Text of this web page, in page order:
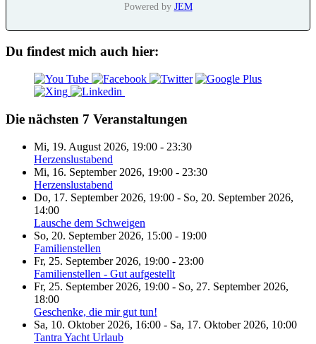
Powered by JEM
Du findest mich auch hier:
Die nächsten 7 Veranstaltungen
Mi, 19. August 2026, 19:00 - 23:30
Herzenslustabend
Mi, 16. September 2026, 19:00 - 23:30
Herzenslustabend
Do, 17. September 2026, 19:00 - So, 20. September 2026,
14:00
Lausche dem Schweigen
So, 20. September 2026, 15:00 - 19:00
Familienstellen
Fr, 25. September 2026, 19:00 - 23:00
Familienstellen - Gut aufgestellt
Fr, 25. September 2026, 19:00 - So, 27. September 2026,
18:00
Geschenke, die mir gut tun!
Sa, 10. Oktober 2026, 16:00 - Sa, 17. Oktober 2026, 10:00
Tantra Yacht Urlaub